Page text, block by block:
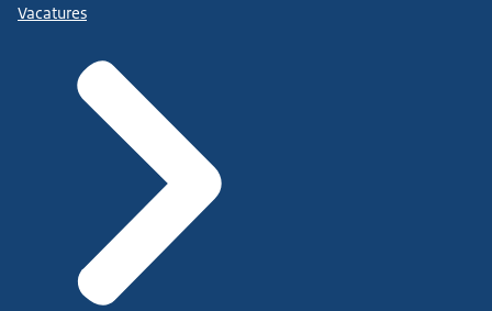
Vacatures